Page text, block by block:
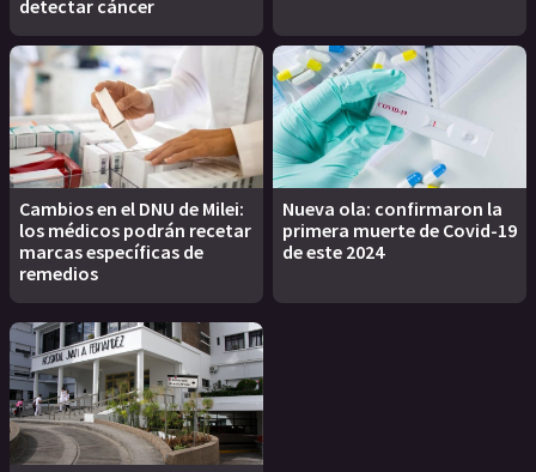
detectar cáncer
Cambios en el DNU de Milei:
los médicos podrán recetar
marcas específicas de
remedios
Nueva ola: confirmaron la
primera muerte de Covid-19
de este 2024